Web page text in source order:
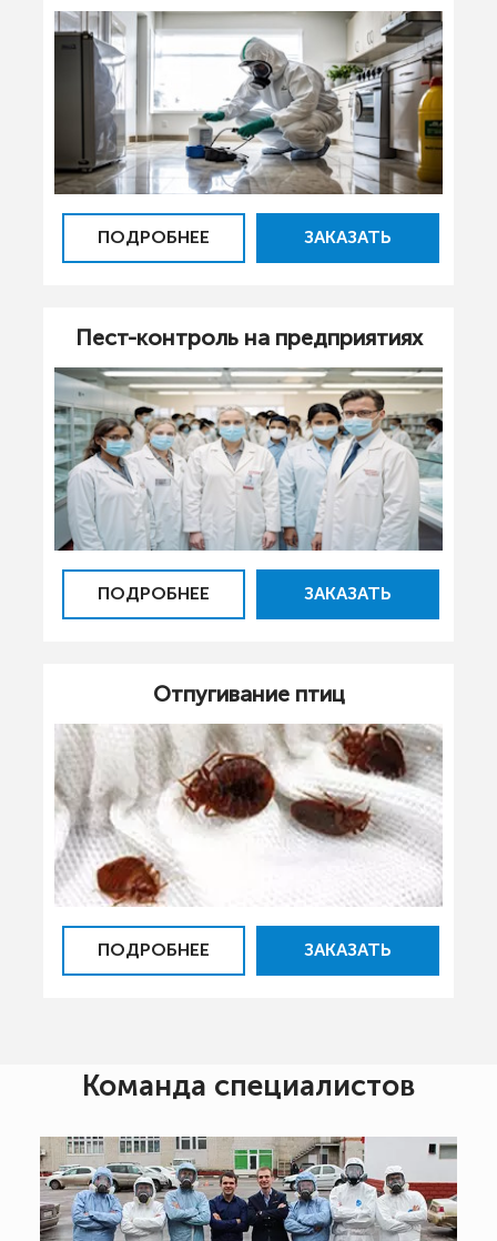
ПОДРОБНЕЕ ЗАКАЗАТЬ
Пест-контроль на предприятиях
ПОДРОБНЕЕ ЗАКАЗАТЬ
Отпугивание птиц
ПОДРОБНЕЕ ЗАКАЗАТЬ
Команда специалистов